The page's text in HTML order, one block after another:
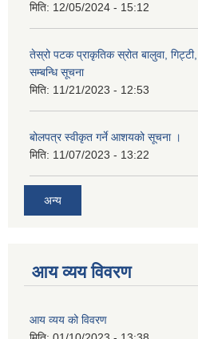
मिति: 12/05/2024 - 15:12
तेस्रो पटक प्राकृतिक स्रोत बालुवा,
सम्बन्धि सूचना
मिति: 11/21/2023 - 12:53
बोलपत्र स्वीकृत गर्ने आशयको सूचना ।
मिति: 11/07/2023 - 13:22
अन्य
आय व्यय विवरण
आय व्यय को विवरण